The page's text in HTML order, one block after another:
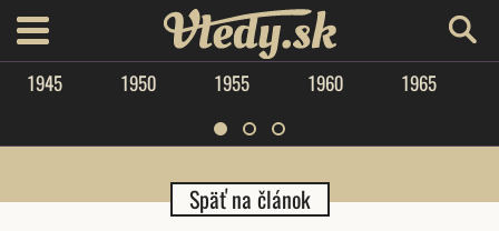
menu Vtedy.sk
1945 1950 1955 1960 1965
Späť na článok